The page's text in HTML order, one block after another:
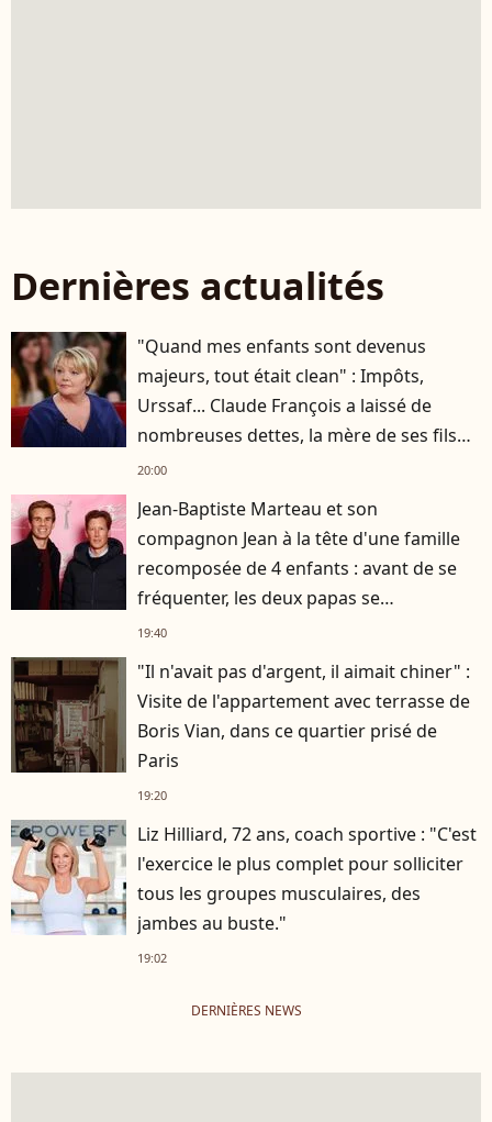
Dernières actualités
"Quand mes enfants sont devenus
majeurs, tout était clean" : Impôts,
Urssaf... Claude François a laissé de
nombreuses dettes, la mère de ses fils
s'est occupée de tout
20:00
Jean-Baptiste Marteau et son
compagnon Jean à la tête d'une famille
recomposée de 4 enfants : avant de se
fréquenter, les deux papas se
connaissaient depuis des années
19:40
"Il n'avait pas d'argent, il aimait chiner" :
Visite de l'appartement avec terrasse de
Boris Vian, dans ce quartier prisé de
Paris
19:20
Liz Hilliard, 72 ans, coach sportive : "C'est
l'exercice le plus complet pour solliciter
tous les groupes musculaires, des
jambes au buste."
19:02
DERNIÈRES NEWS